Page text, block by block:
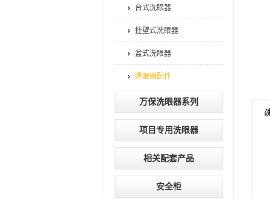
台式洗眼器
挂壁式洗眼器
盆式洗眼器
洗眼器配件
万保洗眼器系列
项目专用洗眼器
相关配套产品
安全柜